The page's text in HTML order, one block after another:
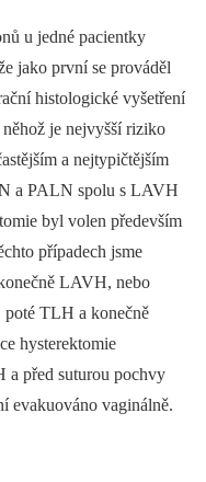
u jedné pacientky
jako první se prováděl
histologické vyšetření
je nejvyšší riziko
a nejtypičtějším
a PALN spolu s LAVH
byl volen především
případech jsme
LAVH, nebo
TLH a konečně
hysterektomie
a před suturou pochvy
evakuováno vaginálně.